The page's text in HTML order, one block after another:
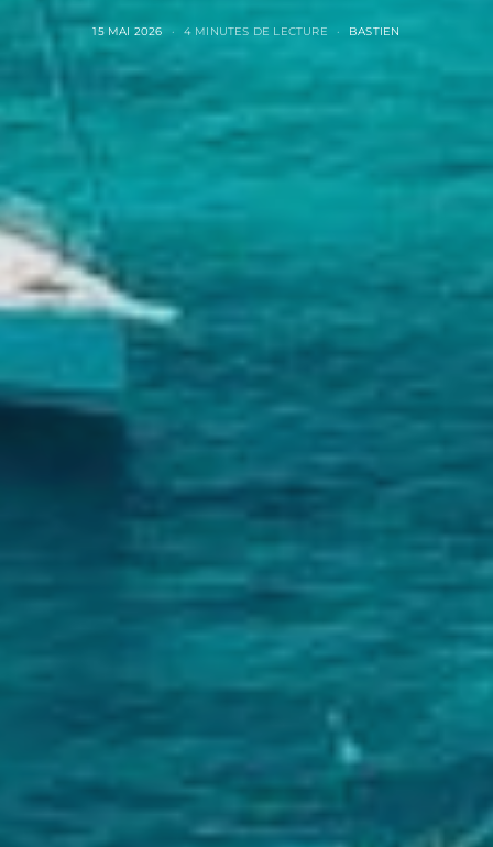
15 MAI 2026 4 MINUTES DE LECTURE BASTIEN